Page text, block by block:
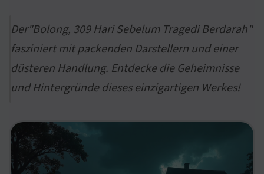
Der"Bolong, 309 Hari Sebelum Tragedi Berdarah"
fasziniert mit packenden Darstellern und einer
düsteren Handlung. Entdecke die Geheimnisse
und Hintergründe dieses einzigartigen Werkes!